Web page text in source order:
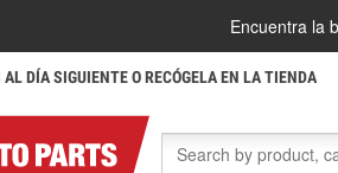
Encuentra la
DÍA SIGUIENTE O RECÓGELA EN LA TIENDA